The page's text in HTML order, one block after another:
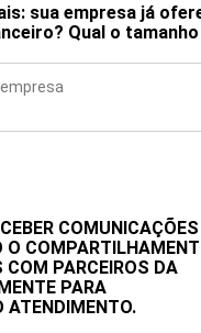
sua empresa já
Qual o
O
COM PARCEIROS DA
PARA
ATENDIMENTO.